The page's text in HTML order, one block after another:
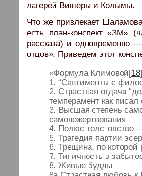
лагерей Вишеры и Колымы.
Что же привлекает
есть план-конспект «ЗМ»
рассказа) и одновременно
отцов». Приведем этот
«Формула Климовой[18]
1. “Сантименты с
2. Страстная отдача
темперамент как писал
3. Высшая степень
самопожертвования
4. Полюс толстовство
5. Трагедия партии
6. Трещина, по которой
7. Типичность в
8. Живые будды